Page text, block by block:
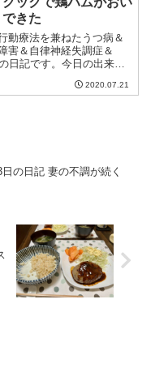
できた
動療法を兼ねたうつ病＆
害＆自律神経失調症＆
日記です。今日の出来事
が午前中は晴れ間もあって
2020.07.21
の日記 妻の不調が続く